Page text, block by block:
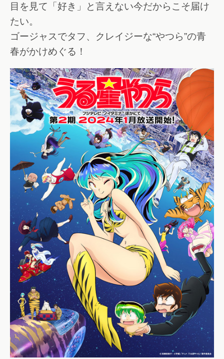
目を見て「好き」と言えない今だからこそ届け
たい。
ゴージャスでタフ、クレイジーな“やつら”の青
春がかけめぐる！